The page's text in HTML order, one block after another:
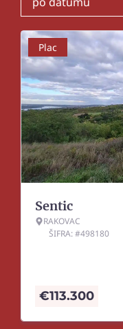
Plac
Sentic
RAKOVAC
ŠIFRA: #498180
€113.300